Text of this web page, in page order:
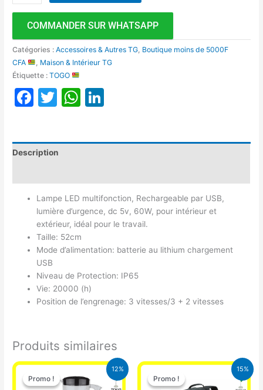
COMMANDER SUR WHATSAPP
Catégories :Accessoires & Autres TG, Boutique moins de 5000F
CFA
, Maison & Intérieur TG
Étiquette :TOGO
Facebook
TwitterWhatsApp
Description
Lampe LED multifonction, Rechargeable par USB,
lumière d’urgence, dc 5v, 60W, pour intérieur et
extérieur, idéal pour le travail.
Taille: 52cm
Mode d’alimentation: batterie au lithium chargement
USB
Niveau de Protection: IP65
Vie: 20000 (h)
Position de l’engrenage: 3 vitesses/3 + 2 vitesses
Produits similaires
12%
Promo !
Promo !
Le
prix
initial
Le
prix
actuel
15%
Promo !
Promo !
Le
prix
initial
Le
prix
actuel